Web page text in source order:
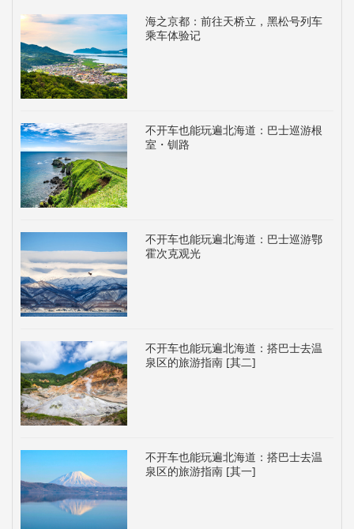
海之京都：前往天桥立，黑松号列车
乘车体验记
不开车也能玩遍北海道：巴士巡游根
室・钏路
不开车也能玩遍北海道：巴士巡游鄂
霍次克观光
不开车也能玩遍北海道：搭巴士去温
泉区的旅游指南 [其二]
不开车也能玩遍北海道：搭巴士去温
泉区的旅游指南 [其一]